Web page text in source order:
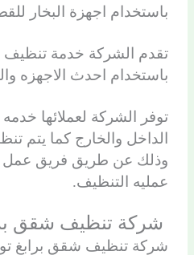
باستخدام اجهزة البخار
تقدم الشركة خدمة تنظيف
باستخدام احدث الاجهزه
توفر الشركة لعملائها
الداخل والخارج كما يتم
وذلك عن طريق فريق
عمليه التنظيف.
شركة تنظيف شقق
شركة تنظيف شقق برابغ